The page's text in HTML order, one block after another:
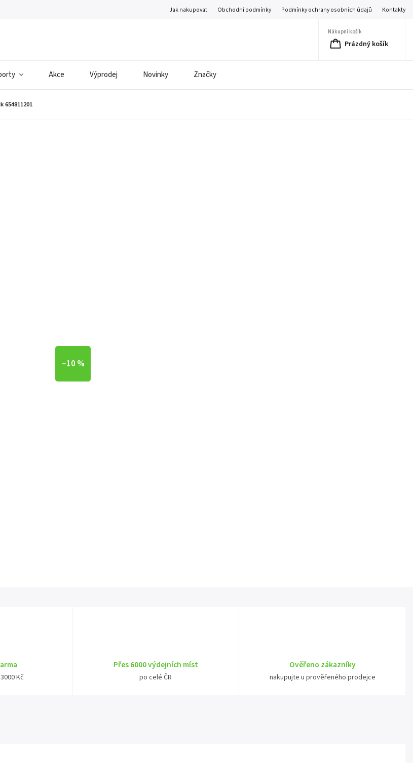
Jak nakupovat Obchodní podmínky Podmínky ochrany osobních údajů Kontakty
Nákupní košík
Prázdný košík
Akce Výprodej Novinky Značky
654811201
–10 %
Kč
Přes 6000 výdejních míst
po celé ČR
Ověřeno zákazníky
nakupujte u prověřeného prodejce